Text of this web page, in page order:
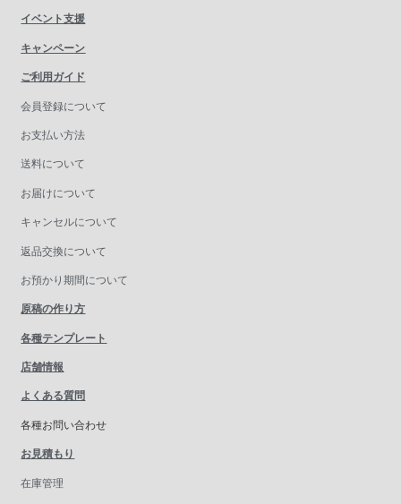
イベント支援
キャンペーン
ご利用ガイド
会員登録について
お支払い方法
送料について
お届けについて
キャンセルについて
返品交換について
お預かり期間について
原稿の作り方
各種テンプレート
店舗情報
よくある質問
各種お問い合わせ
お見積もり
在庫管理